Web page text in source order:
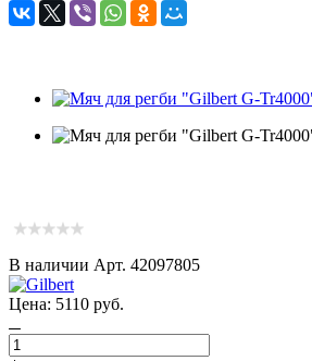
В наличии Арт. 42097805
Цена: 5110 руб.